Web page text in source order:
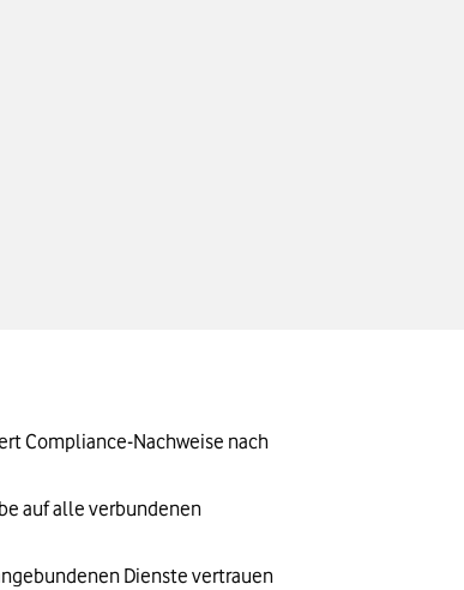
Compliance-Nachweise nach
auf alle verbundenen
Dienste vertrauen